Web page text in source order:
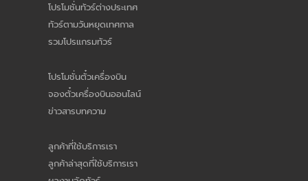
โปรโมชั่นทัวร์ต่างประเทศ
ทัวร์ตามวันหยุดเทศกาล
รวมโปรแกรมทัวร์
โปรโมชั่นตั๋วเครื่องบิน
จองตั๋วเครื่องบินออนไลน์
ข่าวสารบทความ
ลูกค้าที่ใช้บริการเรา
ลูกค้าล่าสุดที่ใช้บริการเรา